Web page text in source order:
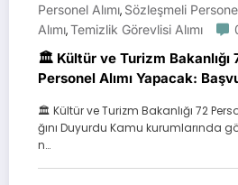
Personel Alımı, Sözleşmeli Personel
Alımı,Temizlik Görevlisi Alımı
🏛️ Kültür ve Turizm Bakanlığı
Personel Alımı Yapacak:
🏛️ Kültür ve Turizm Bakanlığı 72
ğını Duyurdu Kamu kurumlarında
n…